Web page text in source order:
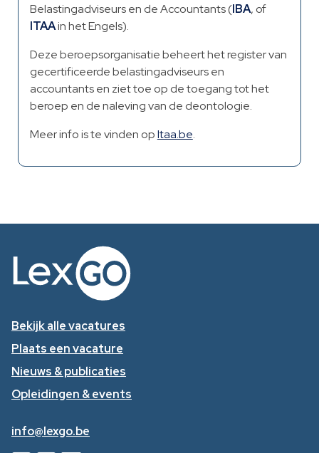
Belastingadviseurs en de Accountants (IBA, of
ITAAin het Engels).
Deze beroepsorganisatie beheert het register van
gecertificeerde belastingadviseurs en
accountants en ziet toe op de toegang tot het
beroep en de naleving van de deontologie.
Meer info is te vinden opItaa.be.
Bekijk alle vacatures
Plaats een vacature
Nieuws & publicaties
Opleidingen & events
info@lexgo.be